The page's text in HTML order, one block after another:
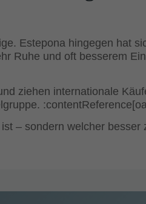
Estepona hingegen hat
Ruhe und oft besserem
ziehen internationale
– sondern welcher besser